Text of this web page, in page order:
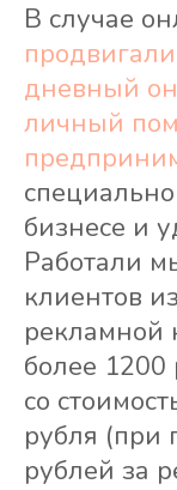
В случае
дневный
личный
бизнесе и
Работали
клиентов
рекламной
более 1200
со
рубля (при
рублей за